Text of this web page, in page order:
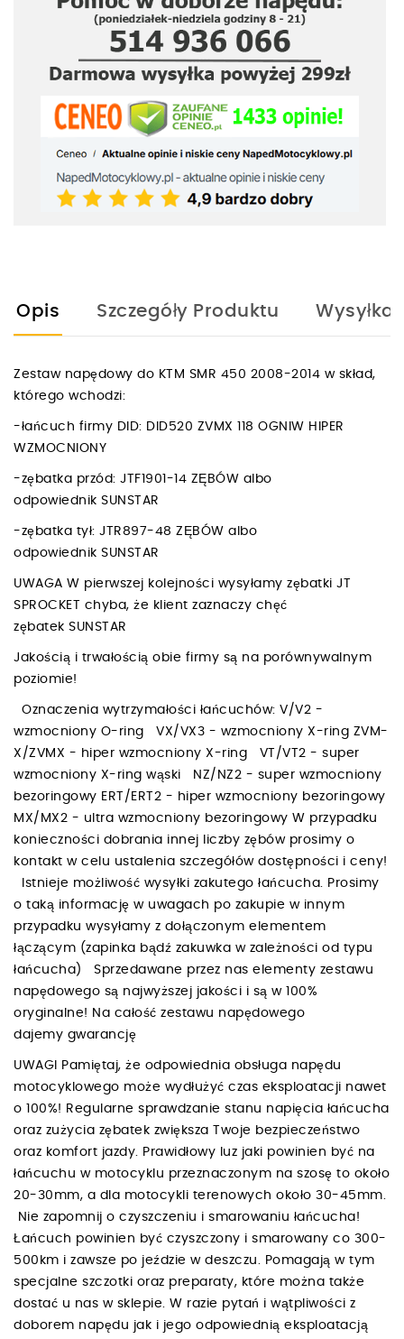
Opis Szczegóły Produktu Wysyłka
Zestaw napędowy do KTM SMR 450 2008-2014 w skład,
którego wchodzi:
-łańcuch firmy DID: DID520 ZVMX 118 OGNIW HIPER
WZMOCNIONY
-zębatka przód: JTF1901-14 ZĘBÓW albo
odpowiednik SUNSTAR
-zębatka tył: JTR897-48 ZĘBÓW albo
odpowiednik SUNSTAR
UWAGA W pierwszej kolejności wysyłamy zębatki JT
SPROCKET chyba, że klient zaznaczy chęć
zębatek SUNSTAR
Jakością i trwałością obie firmy są na porównywalnym
poziomie!
Oznaczenia wytrzymałości łańcuchów: V/V2 -
wzmocniony O-ring VX/VX3 - wzmocniony X-ring ZVM-
X/ZVMX - hiper wzmocniony X-ring VT/VT2 - super
wzmocniony X-ring wąski NZ/NZ2 - super wzmocniony
bezoringowy ERT/ERT2 - hiper wzmocniony bezoringowy
MX/MX2 - ultra wzmocniony bezoringowy W przypadku
konieczności dobrania innej liczby zębów prosimy o
kontakt w celu ustalenia szczegółów dostępności i ceny!
Istnieje możliwość wysyłki zakutego łańcucha. Prosimy
o taką informację w uwagach po zakupie w innym
przypadku wysyłamy z dołączonym elementem
łączącym (zapinka bądź zakuwka w zależności od typu
łańcucha) Sprzedawane przez nas elementy zestawu
napędowego są najwyższej jakości i są w 100%
oryginalne! Na całość zestawu napędowego
dajemy gwarancję
UWAGI Pamiętaj, że odpowiednia obsługa napędu
motocyklowego może wydłużyć czas eksploatacji nawet
o 100%! Regularne sprawdzanie stanu napięcia łańcucha
oraz zużycia zębatek zwiększa Twoje bezpieczeństwo
oraz komfort jazdy. Prawidłowy luz jaki powinien być na
łańcuchu w motocyklu przeznaczonym na szosę to około
20-30mm, a dla motocykli terenowych około 30-45mm.
Nie zapomnij o czyszczeniu i smarowaniu łańcucha!
Łańcuch powinien być czyszczony i smarowany co 300-
500km i zawsze po jeździe w deszczu. Pomagają w tym
specjalne szczotki oraz preparaty, które można także
dostać u nas w sklepie. W razie pytań i wątpliwości z
doborem napędu jak i jego odpowiednią eksploatacją